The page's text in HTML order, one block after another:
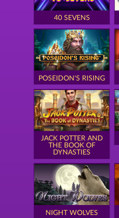
40 SEVENS
POSEIDON'S RISING
JACK POTTER AND
THE BOOK OF
DYNASTIES
NIGHT WOLVES